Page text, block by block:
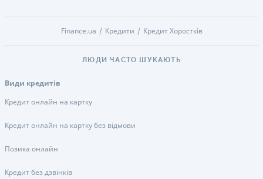
Finance.ua Кредити Кредит Хоростків
ЛЮДИ ЧАСТО ШУКАЮТЬ
Види кредитів
Кредит онлайн на картку
Кредит онлайн на картку без відмови
Позика онлайн
Кредит без дзвінків